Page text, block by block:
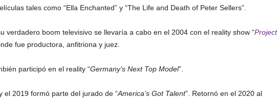
tales como “Ella Enchanted” y “The Life and Death of Peter Sellers”.
verdadero boom televisivo se llevaría a cabo en el 2004 con el reality show “Project
fue productora, anfitriona y juez.
participó en el reality “Germany’s Next Top Model”.
el 2019 formó parte del jurado de “America’s Got Talent”. Retornó en el 2020 al